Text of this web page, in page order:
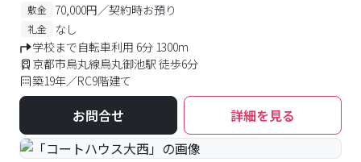
敷金 70,000円／契約時お預り
礼金
なし
学校まで自転車利用 6分 1300m
京都市烏丸線烏丸御池駅 徒歩6分
築19年／RC9階建て
お問合せ 詳細を見る